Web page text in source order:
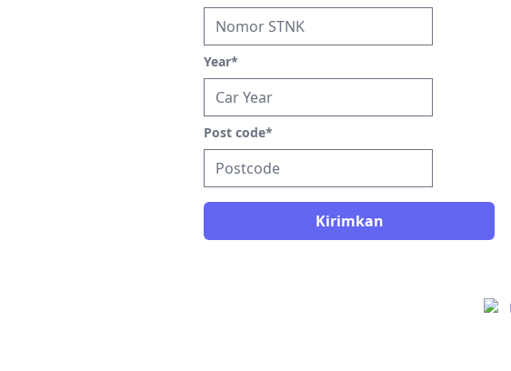
Year*
Post code*
Kirimkan